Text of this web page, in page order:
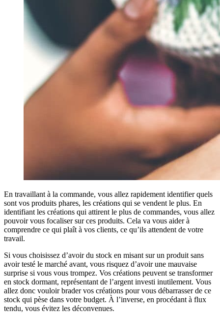
En travaillant à la commande, vous allez rapidement identifier quels
sont vos produits phares, les créations qui se vendent le plus. En
identifiant les créations qui attirent le plus de commandes, vous allez
pouvoir vous focaliser sur ces produits. Cela va vous aider à
comprendre ce qui plaît à vos clients, ce qu’ils attendent de votre
travail.
Si vous choisissez d’avoir du stock en misant sur un produit sans
avoir testé le marché avant, vous risquez d’avoir une mauvaise
surprise si vous vous trompez. Vos créations peuvent se transformer
en stock dormant, représentant de l’argent investi inutilement. Vous
allez donc vouloir brader vos créations pour vous débarrasser de ce
stock qui pèse dans votre budget. À l’inverse, en procédant à flux
tendu, vous évitez les déconvenues.